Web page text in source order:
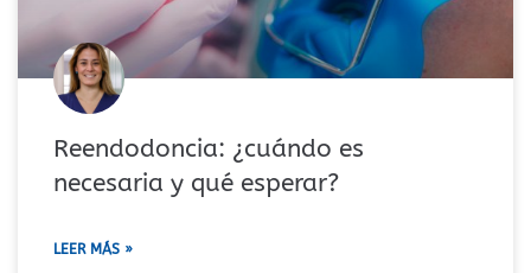
Reendodoncia: ¿cuándo es
necesaria y qué esperar?
LEER MÁS »